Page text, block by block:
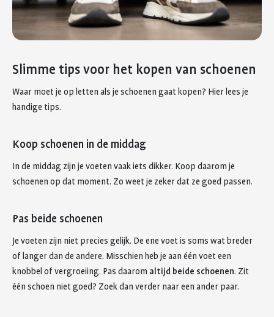
Slimme tips voor het kopen van schoenen
Waar moet je op letten als je schoenen gaat kopen? Hier lees je
handige tips.
Koop schoenen in de middag
In de middag zijn je voeten vaak iets dikker. Koop daarom je
schoenen op dat moment. Zo weet je zeker dat ze goed passen.
Pas beide schoenen
Je voeten zijn niet precies gelijk. De ene voet is soms wat breder
of langer dan de andere. Misschien heb je aan één voet een
knobbel of vergroeiing. Pas daarom altijd beide schoenen. Zit
één schoen niet goed? Zoek dan verder naar een ander paar.